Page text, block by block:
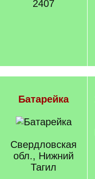
2407
Батарейка
Свердловская
обл., Нижний
Тагил